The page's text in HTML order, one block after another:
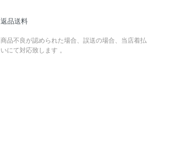
返品送料
商品不良が認められた場合、誤送の場合、当店着払
いにて対応致します 。